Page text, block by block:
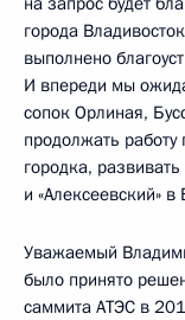
города
выполнено
И впереди мы
сопок Орлиная,
продолжать работу
городка,
и «Алексеевский»
Уважаемый
было принято
саммита АТЭС в